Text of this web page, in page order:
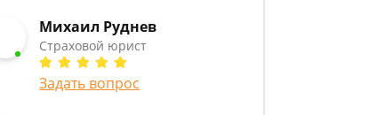
Михаил Руднев
Страховой юрист
Задать вопрос